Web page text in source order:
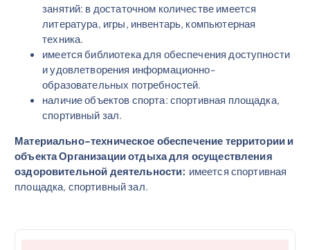
занятий: в достаточном количестве имеется
литература, игры, инвентарь, компьютерная
техника.
имеется библиотека для обеспечения доступности
и удовлетворения информационно-
образовательных потребностей.
наличие объектов спорта: спортивная площадка,
спортивный зал.
Материально-техническое обеспечение территории и
объекта Организации отдыха для осуществления
оздоровительной деятельности: имеется спортивная
площадка, спортивный зал.